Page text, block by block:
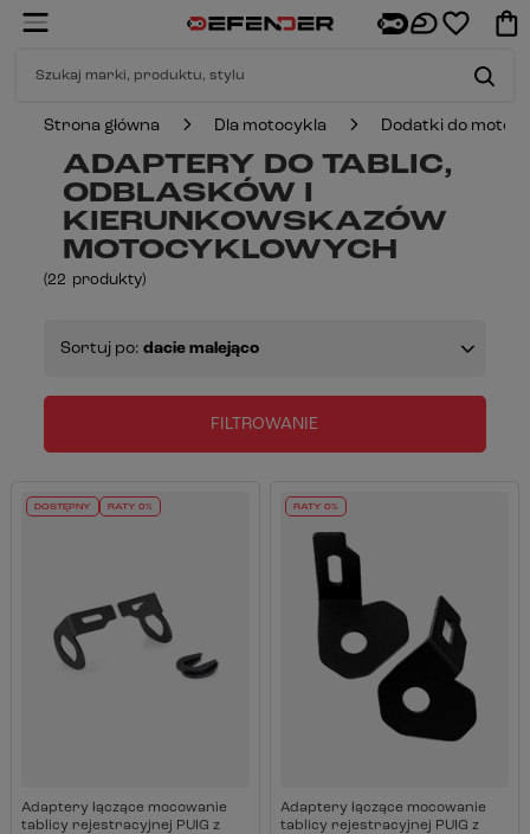
Strona główna Dla motocykla Dodatki do
ADAPTERY DO TABLIC,
ODBLASKÓW I
KIERUNKOWSKAZÓW
MOTOCYKLOWYCH
(22 produkty)
Sortuj po: dacie malejąco
FILTROWANIE
DOSTĘPNY RATY 0%
Adaptery łączące mocowanie
tablicy rejestracyjnej PUIG z
RATY 0%
Adaptery łączące mocowanie
tablicy rejestracyjnej PUIG z